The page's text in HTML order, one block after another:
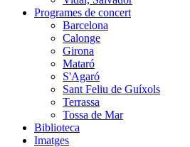
Programes de concert
Barcelona
Calonge
Girona
Mataró
S'Agaró
Sant Feliu de Guíxols
Terrassa
Tossa de Mar
Biblioteca
Imatges